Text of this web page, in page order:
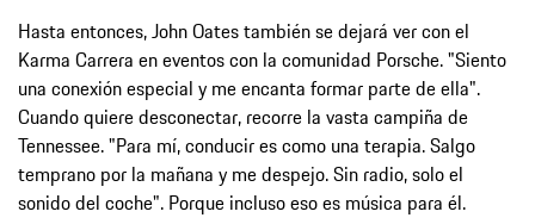
Hasta entonces, John Oates también se dejará ver con el
Karma Carrera en eventos con la comunidad Porsche. "Siento
una conexión especial y me encanta formar parte de ella".
Cuando quiere desconectar, recorre la vasta campiña de
Tennessee. "Para mí, conducir es como una terapia. Salgo
temprano por la mañana y me despejo. Sin radio, solo el
sonido del coche". Porque incluso eso es música para él.